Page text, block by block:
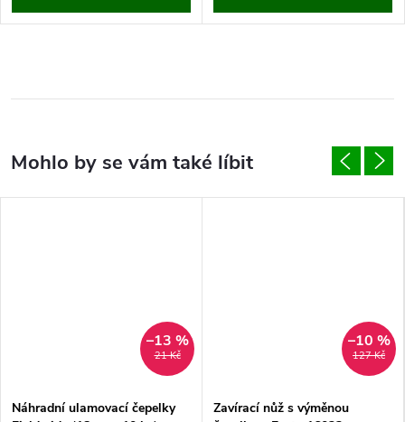
21 Kč
–13 %
Náhradní ulamovací čepelky
127 Kč
–10 %
Zavírací nůž s výměnou